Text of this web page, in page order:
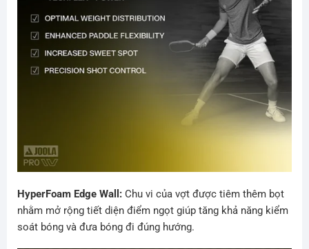
HyperFoam Edge Wall:Chu vi của vợt được tiêm thêm bọt
nhằm mở rộng tiết diện điểm ngọt giúp tăng khả năng kiểm
soát bóng và đưa bóng đi đúng hướng.